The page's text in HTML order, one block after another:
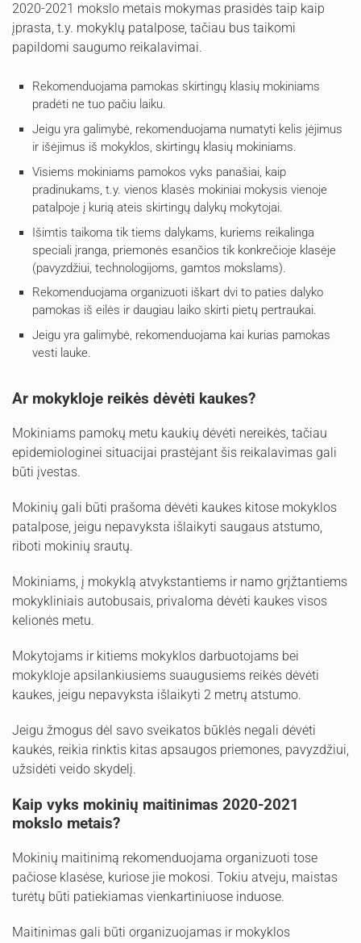
2020-2021 mokslo metais mokymas prasidės taip kaip
įprasta, t.y. mokyklų patalpose, tačiau bus taikomi
papildomi saugumo reikalavimai.
Rekomenduojama pamokas skirtingų klasių mokiniams
pradėti ne tuo pačiu laiku.
Jeigu yra galimybė, rekomenduojama numatyti kelis įėjimus
ir išėjimus iš mokyklos, skirtingų klasių mokiniams.
Visiems mokiniams pamokos vyks panašiai, kaip
pradinukams, t.y. vienos klasės mokiniai mokysis vienoje
patalpoje į kurią ateis skirtingų dalykų mokytojai.
Išimtis taikoma tik tiems dalykams, kuriems reikalinga
speciali įranga, priemonės esančios tik konkrečioje klasėje
(pavyzdžiui, technologijoms, gamtos mokslams).
Rekomenduojama organizuoti iškart dvi to paties dalyko
pamokas iš eilės ir daugiau laiko skirti pietų pertraukai.
Jeigu yra galimybė, rekomenduojama kai kurias pamokas
vesti lauke.
Ar mokykloje reikės dėvėti kaukes?
Mokiniams pamokų metu kaukių dėvėti nereikės, tačiau
epidemiologinei situacijai prastėjant šis reikalavimas gali
būti įvestas.
Mokinių gali būti prašoma dėvėti kaukes kitose mokyklos
patalpose, jeigu nepavyksta išlaikyti saugaus atstumo,
riboti mokinių srautų.
Mokiniams, į mokyklą atvykstantiems ir namo grįžtantiems
mokykliniais autobusais, privaloma dėvėti kaukes visos
kelionės metu.
Mokytojams ir kitiems mokyklos darbuotojams bei
mokykloje apsilankiusiems suaugusiems reikės dėvėti
kaukes, jeigu nepavyksta išlaikyti 2 metrų atstumo.
Jeigu žmogus dėl savo sveikatos būklės negali dėvėti
kaukės, reikia rinktis kitas apsaugos priemones, pavyzdžiui,
užsidėti veido skydelį.
Kaip vyks mokinių maitinimas 2020-2021
mokslo metais?
Mokinių maitinimą rekomenduojama organizuoti tose
pačiose klasėse, kuriose jie mokosi. Tokiu atveju, maistas
turėtų būti patiekiamas vienkartiniuose induose.
Maitinimas gali būti organizuojamas ir mokyklos